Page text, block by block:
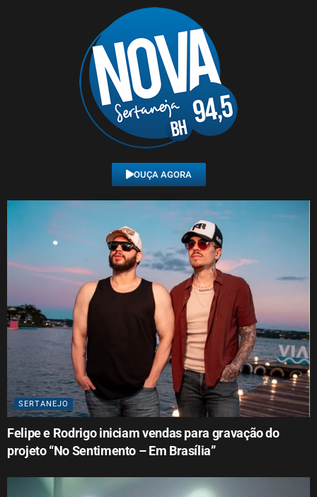
OUÇA AGORA
SERTANEJO
Felipe e Rodrigo iniciam vendas para gravação do
projeto “No Sentimento – Em Brasília”